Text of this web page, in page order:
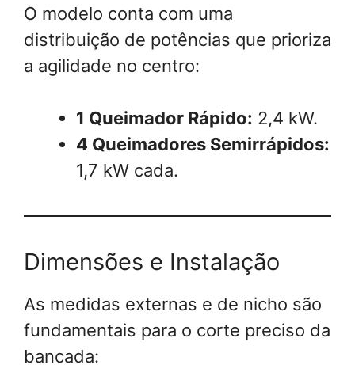
O modelo conta com uma
distribuição de potências que prioriza
a agilidade no centro:
1 Queimador Rápido: 2,4 kW.
4 Queimadores Semirrápidos:
1,7 kW cada.
Dimensões e Instalação
As medidas externas e de nicho são
fundamentais para o corte preciso da
bancada: